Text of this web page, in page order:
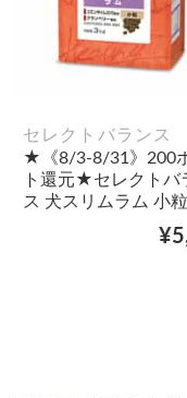
セレクトバランス
★《8/3-8/31》200
ト還元★セレクトバ
ス 犬スリムラム 小